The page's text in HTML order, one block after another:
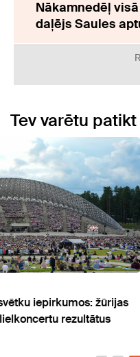
Nākamnedēļ
daļējs Saules
Tev varētu patikt
Latvijas Radio
spoku stāstus